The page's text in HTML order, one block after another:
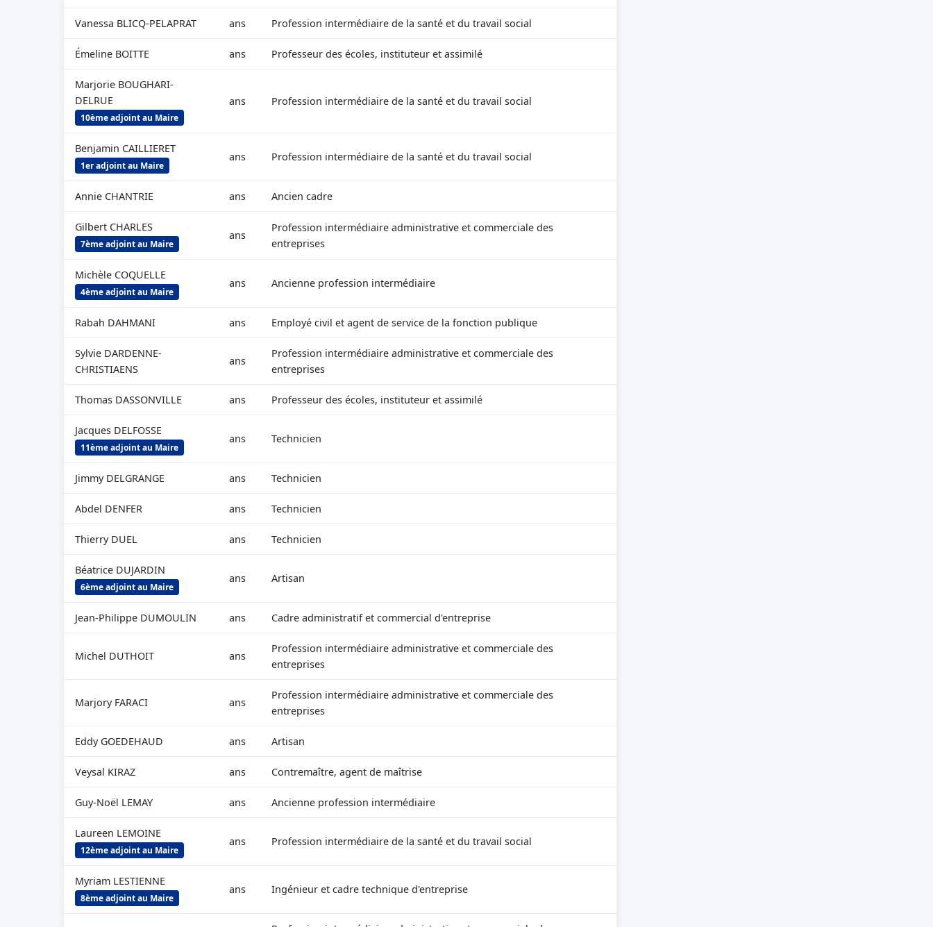
Vanessa BLICQ-PELAPRAT ans Profession intermédiaire de la santé et du travail social
Émeline BOITTE ans Professeur des écoles, instituteur et assimilé
Marjorie BOUGHARI-
DELRUE
10ème adjoint au Maire
ans Profession intermédiaire de la santé et du travail social
Benjamin CAILLIERET
1er adjoint au Maire
ans Profession intermédiaire de la santé et du travail social
Annie CHANTRIE ans Ancien cadre
Gilbert CHARLES
7ème adjoint au Maire
ans
Profession intermédiaire administrative et commerciale des
entreprises
Michèle COQUELLE
4ème adjoint au Maire
ans Ancienne profession intermédiaire
Rabah DAHMANI ans Employé civil et agent de service de la fonction publique
Sylvie DARDENNE-
CHRISTIAENS
ans
Profession intermédiaire administrative et commerciale des
entreprises
Thomas DASSONVILLE ans Professeur des écoles, instituteur et assimilé
Jacques DELFOSSE
11ème adjoint au Maire
ans Technicien
Jimmy DELGRANGE ans Technicien
Abdel DENFER ans Technicien
Thierry DUEL ans Technicien
Béatrice DUJARDIN
6ème adjoint au Maire
ans Artisan
Jean-Philippe DUMOULIN ans Cadre administratif et commercial d'entreprise
Michel DUTHOIT ans
Profession intermédiaire administrative et commerciale des
entreprises
Marjory FARACI ans
Profession intermédiaire administrative et commerciale des
entreprises
Eddy GOEDEHAUD ans Artisan
Veysal KIRAZ ans Contremaître, agent de maîtrise
Guy-Noël LEMAY ans Ancienne profession intermédiaire
Laureen LEMOINE
12ème adjoint au Maire
ans Profession intermédiaire de la santé et du travail social
Myriam LESTIENNE
8ème adjoint au Maire
ans Ingénieur et cadre technique d'entreprise